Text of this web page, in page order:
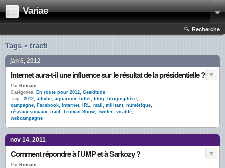
Variae
Recherche
Tags » tracti
jan 6, 2012
Internet aura-t-il une influence sur le résultat de la présidentielle ?
Par Romain
Catégories: En route pour 2012, Geekitude
Tags: 2012, affiche, aquarium, billet, blog, blogosphère,
campagne, Facebook, Internet, IRL, mail , militant, numérique,
réseaux sociaux, tract, Truman Show, Twitter, viralité,
webcampagne
nov 14, 2011
Comment répondre à l’UMP et à Sarkozy ?
Par Romain